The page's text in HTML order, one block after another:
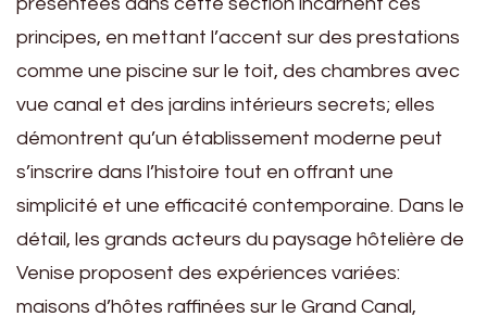
principes, en mettant l’accent sur des prestations
comme une piscine sur le toit, des chambres avec
vue canal et des jardins intérieurs secrets; elles
démontrent qu’un établissement moderne peut
s’inscrire dans l’histoire tout en offrant une
simplicité et une efficacité contemporaine. Dans le
détail, les grands acteurs du paysage hôtelière de
Venise proposent des expériences variées:
maisons d’hôtes raffinées sur le Grand Canal,